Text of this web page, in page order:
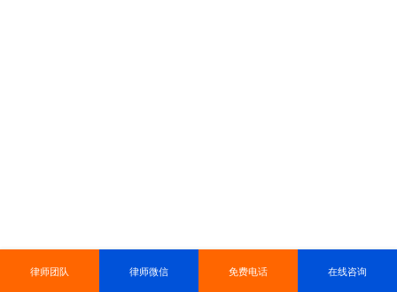
律师团队 律师微信 免费电话 在线咨询